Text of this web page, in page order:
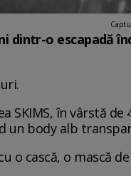
dintr-o escapadă
SKIMS, în vârstă
un body alb
o cască, o mască